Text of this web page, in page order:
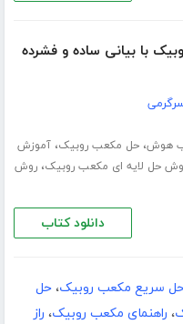
با بیانی ساده و فشرده
هوش،حل مکعب روبیک،آموزش
حل لایه ای مکعب روبیک،روش
دانلود کتاب
حل سریع مکعب روبیک، حل
، راهنمای مکعب روبیک، راز